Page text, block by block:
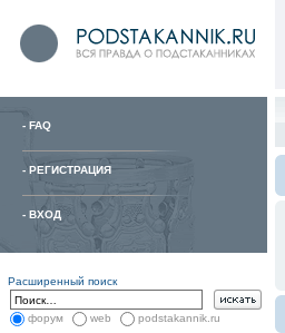
- FAQ
- РЕГИСТРАЦИЯ
- ВХОД
Расширенный поиск
форум web podstakannik.ru